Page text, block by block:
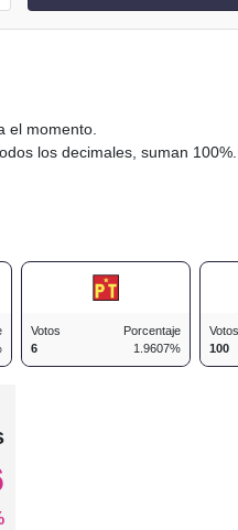
el momento.
los decimales, suman 100%.
Votos
6
Porcentaje
1.9607%
Votos
100